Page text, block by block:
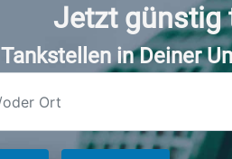
Jetzt günstig
Tankstellen in Deiner